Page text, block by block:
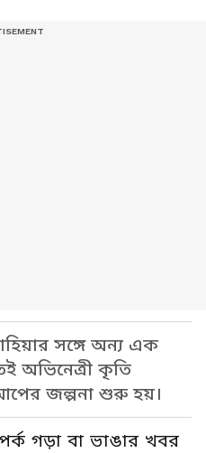
সঙ্গে অন্য এক
অভিনেত্রী কৃতি
জল্পনা শুরু হয়।
গড়া বা ভাঙার খবর